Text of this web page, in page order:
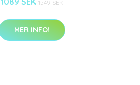
1549 SEK
MER INFO!